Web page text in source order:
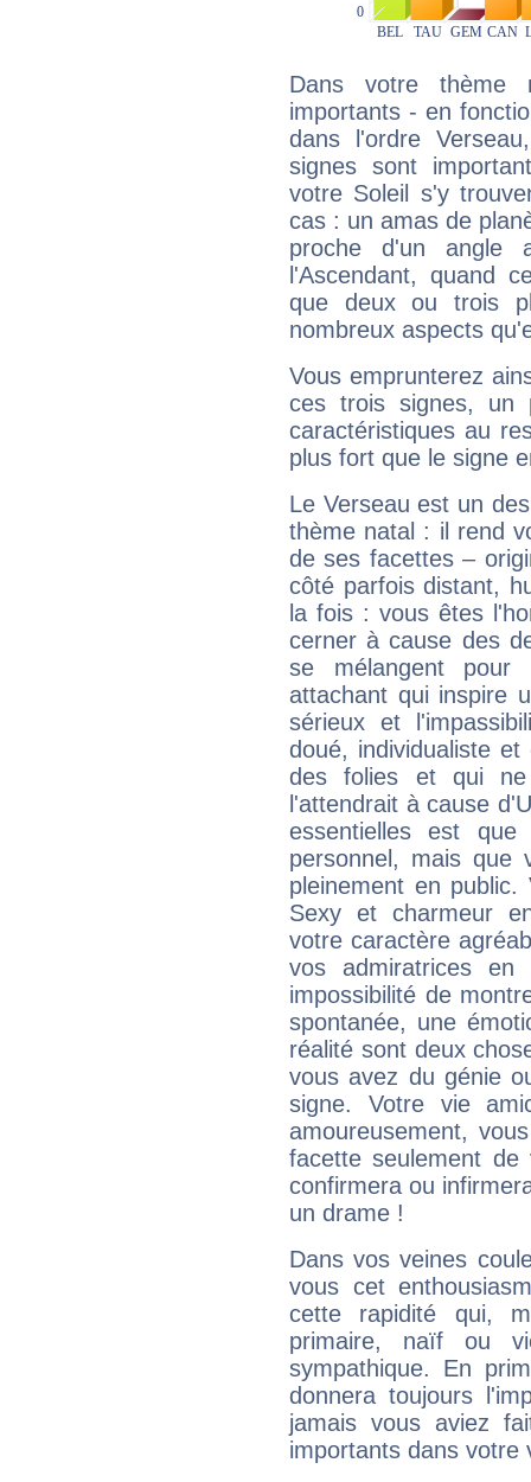
Dans votre thème
importants - en
dans l'ordre
signes sont
votre Soleil s'y
cas : un amas de
proche d'un
l'Ascendant, quand
que deux ou trois
nombreux aspects
Vous emprunterez
ces trois signes, un
caractéristiques au
plus fort que le signe
Le Verseau est un
thème natal : il rend
de ses facettes –
côté parfois distant,
la fois : vous êtes
cerner à cause des
se mélangent
attachant qui inspire
sérieux et
doué, individualiste
des folies et qui
l'attendrait à cause
essentielles est
personnel, mais que
pleinement en
Sexy et charmeur
votre caractère
vos admiratrices
impossibilité de
spontanée, une
réalité sont deux
vous avez du génie
signe. Votre vie
amoureusement,
facette seulement
confirmera ou
un drame !
Dans vos veines
vous cet
cette rapidité qui,
primaire, naïf ou
sympathique. En
donnera toujours
jamais vous aviez
importants dans votre